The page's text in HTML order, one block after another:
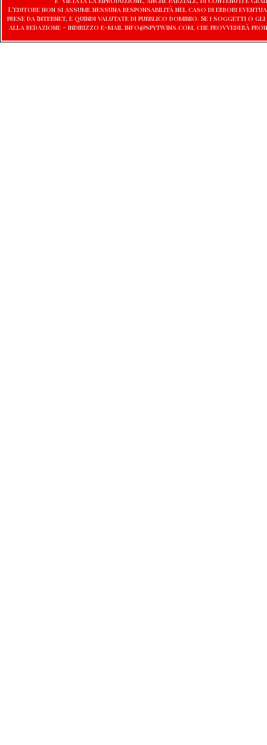
L'editore non si assume nessuna responsabilità nel caso di errori
prese da Internet, e quindi valutate di pubblico dominio. Se i soggetti
alla redazione - indirizzo e-mail info@spytwins.com, che provvederà